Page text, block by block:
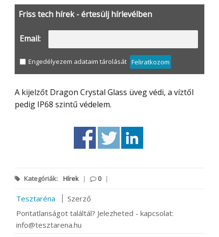
Friss tech hírek - értesülj hírlevélben
Email:
Engedélyezem adataim tárolását Feliratkozom
A kijelzőt Dragon Crystal Glass üveg védi, a víztől
pedig IP68 szintű védelem.
Kategóriák: Hírek | 0 |
Tesztaréna
Szerző
Pontatlanságot találtál? Jelezheted - kapcsolat:
info@tesztarena.hu